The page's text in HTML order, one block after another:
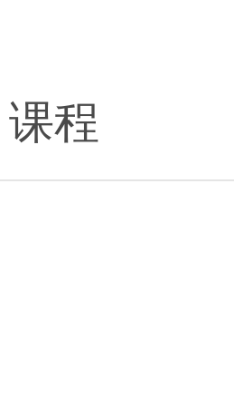
课程